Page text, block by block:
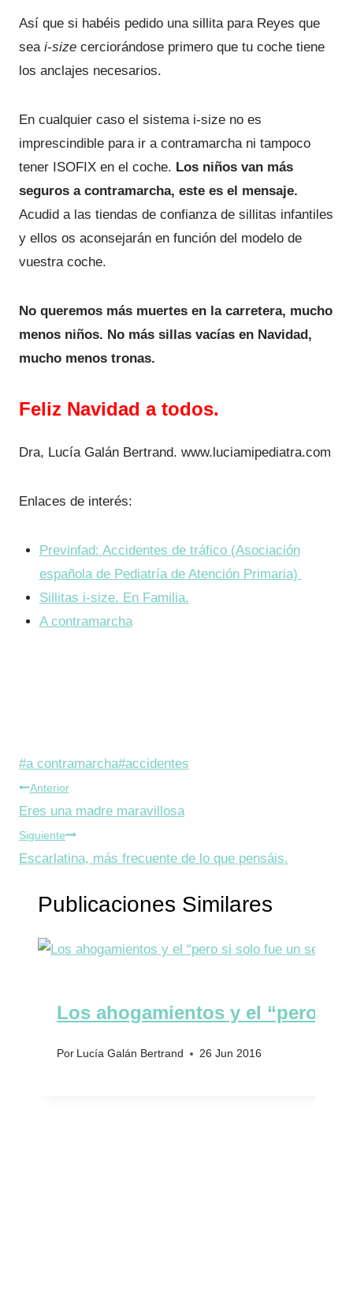
Así que si habéis pedido una sillita para Reyes que
seai-size cerciorándose primero que tu coche tiene
los anclajes necesarios.
En cualquier caso el sistema i-size no es
imprescindible para ir a contramarcha ni tampoco
tener ISOFIX en el coche. Los niños van más
seguros a contramarcha, este es el mensaje.
Acudid a las tiendas de confianza de sillitas infantiles
y ellos os aconsejarán en función del modelo de
vuestra coche.
No queremos más muertes en la carretera, mucho
menos niños. No más sillas vacías en Navidad,
mucho menos tronas.
Feliz Navidad a todos.
Dra, Lucía Galán Bertrand. www.luciamipediatra.com
Enlaces de interés:
Previnfad: Accidentes de tráfico (Asociación
española de Pediatría de Atención Primaria)
Sillitas i-size. En Familia.
A contramarcha
Etiquetas
de
la
entrada:
#a contramarcha#accidentes
Navegación
de
entradas
Anterior
Eres una madre maravillosa
Siguiente
Escarlatina, más frecuente de lo que pensáis.
Publicaciones Similares
Los ahogamientos y el “pero si
Por Lucía Galán Bertrand 26 Jun 2016